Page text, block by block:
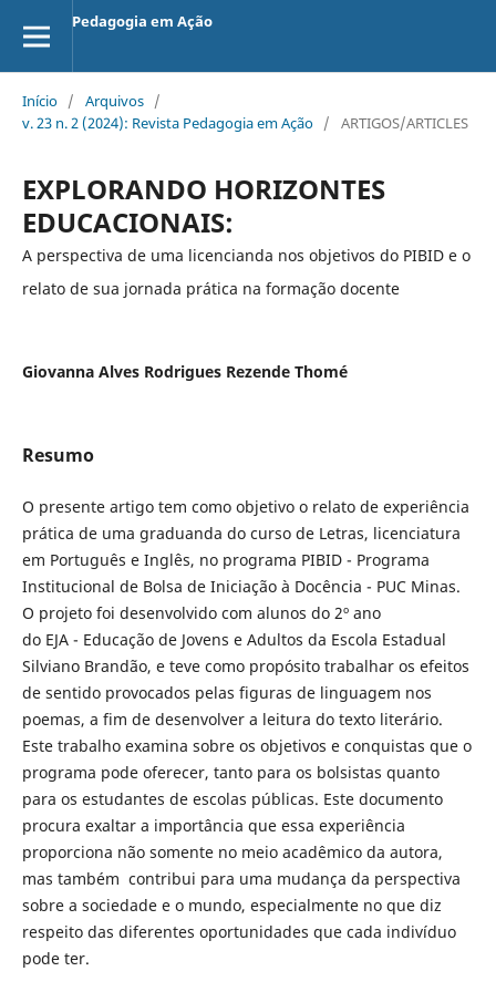
Pedagogia em Ação
Início / Arquivos /
v. 23 n. 2 (2024): Revista Pedagogia em Ação / ARTIGOS/ARTICLES
EXPLORANDO HORIZONTES
EDUCACIONAIS:
A perspectiva de uma licencianda nos objetivos do PIBID e o
relato de sua jornada prática na formação docente
Giovanna Alves Rodrigues Rezende Thomé
Resumo
O presente artigo tem como objetivo o relato de experiência
prática de uma graduanda do curso de Letras, licenciatura
em Português e Inglês, no programa PIBID - Programa
Institucional de Bolsa de Iniciação à Docência - PUC Minas.
O projeto foi desenvolvido com alunos do 2º ano
do EJA - Educação de Jovens e Adultos da Escola Estadual
Silviano Brandão, e teve como propósito trabalhar os efeitos
de sentido provocados pelas figuras de linguagem nos
poemas, a fim de desenvolver a leitura do texto literário.
Este trabalho examina sobre os objetivos e conquistas que o
programa pode oferecer, tanto para os bolsistas quanto
para os estudantes de escolas públicas. Este documento
procura exaltar a importância que essa experiência
proporciona não somente no meio acadêmico da autora,
mas também contribui para uma mudança da perspectiva
sobre a sociedade e o mundo, especialmente no que diz
respeito das diferentes oportunidades que cada indivíduo
pode ter.